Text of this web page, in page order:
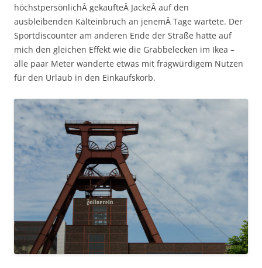
höchstpersönlichÂ gekaufteÂ JackeÂ auf den
ausbleibenden Kälteinbruch an jenemÂ Tage wartete. Der
Sportdiscounter am anderen Ende der Straße hatte auf
mich den gleichen Effekt wie die Grabbelecken im Ikea –
alle paar Meter wanderte etwas mit fragwürdigem Nutzen
für den Urlaub in den Einkaufskorb.